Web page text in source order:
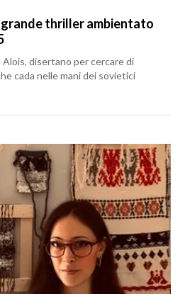
grande thriller ambientato
disertano per cercare di
cada nelle mani dei sovietici